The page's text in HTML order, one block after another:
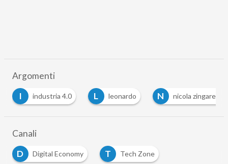
Argomenti
I
industria 4.0 L leonardo N nicola zingaretti
Canali
D
Digital Economy T Tech Zone